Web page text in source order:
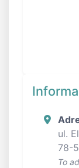
ul.
78-
To